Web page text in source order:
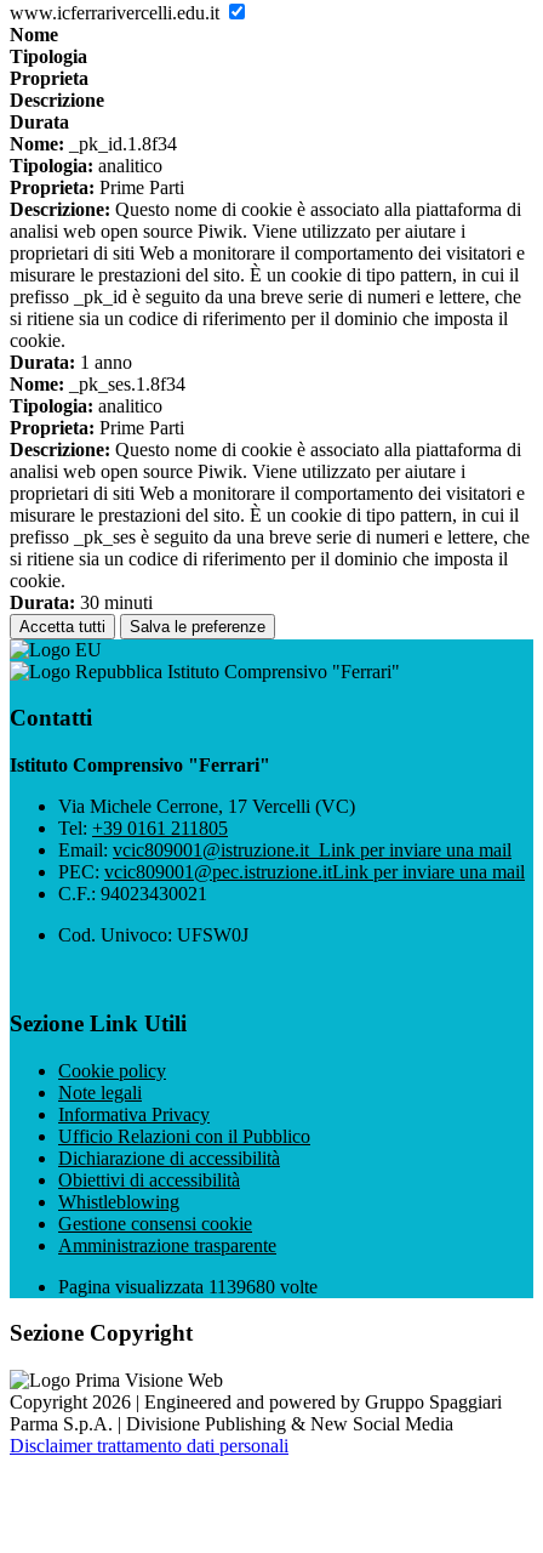
www.icferrarivercelli.edu.it
Nome
Tipologia
Proprieta
Descrizione
Durata
Nome: _pk_id.1.8f34
Tipologia: analitico
Proprieta: Prime Parti
Descrizione: Questo nome di cookie è associato alla piattaforma di
analisi web open source Piwik. Viene utilizzato per aiutare i
proprietari di siti Web a monitorare il comportamento dei visitatori e
misurare le prestazioni del sito. È un cookie di tipo pattern, in cui il
prefisso _pk_id è seguito da una breve serie di numeri e lettere, che
si ritiene sia un codice di riferimento per il dominio che imposta il
cookie.
Durata: 1 anno
Nome: _pk_ses.1.8f34
Tipologia: analitico
Proprieta: Prime Parti
Descrizione: Questo nome di cookie è associato alla piattaforma di
analisi web open source Piwik. Viene utilizzato per aiutare i
proprietari di siti Web a monitorare il comportamento dei visitatori e
misurare le prestazioni del sito. È un cookie di tipo pattern, in cui il
prefisso _pk_ses è seguito da una breve serie di numeri e lettere, che
si ritiene sia un codice di riferimento per il dominio che imposta il
cookie.
Durata: 30 minuti
Accetta tutti Salva le preferenze
Istituto Comprensivo "Ferrari"
Contatti
Istituto Comprensivo "Ferrari"
Via Michele Cerrone, 17 Vercelli (VC)
Tel: +39 0161 211805
Email: vcic809001@istruzione.it Link per inviare una mail
PEC: vcic809001@pec.istruzione.itLink per inviare una mail
C.F.: 94023430021
Cod. Univoco: UFSW0J
Sezione Link Utili
Cookie policy
Note legali
Informativa Privacy
Ufficio Relazioni con il Pubblico
Dichiarazione di accessibilità
Obiettivi di accessibilità
Whistleblowing
Gestione consensi cookie
Amministrazione trasparente
Pagina visualizzata 1139680 volte
Sezione Copyright
Copyright 2026 | Engineered and powered by Gruppo Spaggiari
Parma S.p.A. | Divisione Publishing & New Social Media
Disclaimer trattamento dati personali